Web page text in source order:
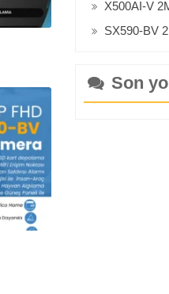
X500AI-V
SX590-BV
Son